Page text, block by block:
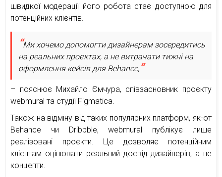
швидкої модерації його робота стає доступною для
потенційних клієнтів.
Ми хочемо допомогти дизайнерам зосередитись
на реальних проєктах, а не витрачати тижні на
оформлення кейсів для Behance,
– пояснює Михайло Ємчура, співзасновник проєкту
webmural та студії Figmatica.
Також на відміну від таких популярних платформ, як-от
Behance чи Dribbble, webmural публікує лише
реалізовані проєкти. Це дозволяє потенційним
клієнтам оцінювати реальний досвід дизайнерів, а не
концепти.